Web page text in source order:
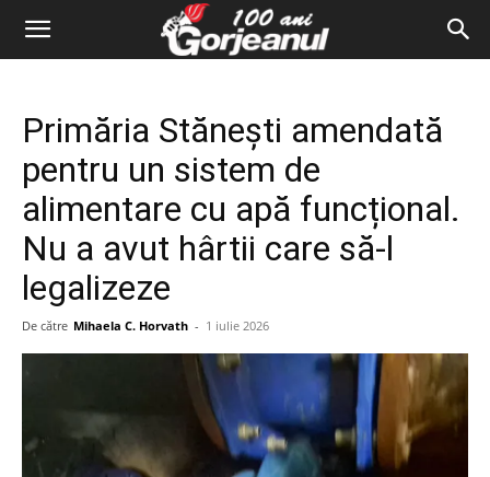
Primăria Stănești amendată
pentru un sistem de
alimentare cu apă funcțional.
Nu a avut hârtii care să-l
legalizeze
De către Mihaela C. Horvath - 1 iulie 2026